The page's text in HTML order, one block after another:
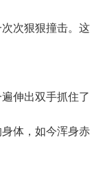
次狠狠撞击。这
伸出双手抓住了
体，如今浑身赤